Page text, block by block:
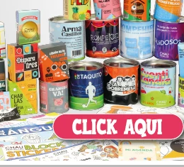
Mi Cuenta
Mi cuenta